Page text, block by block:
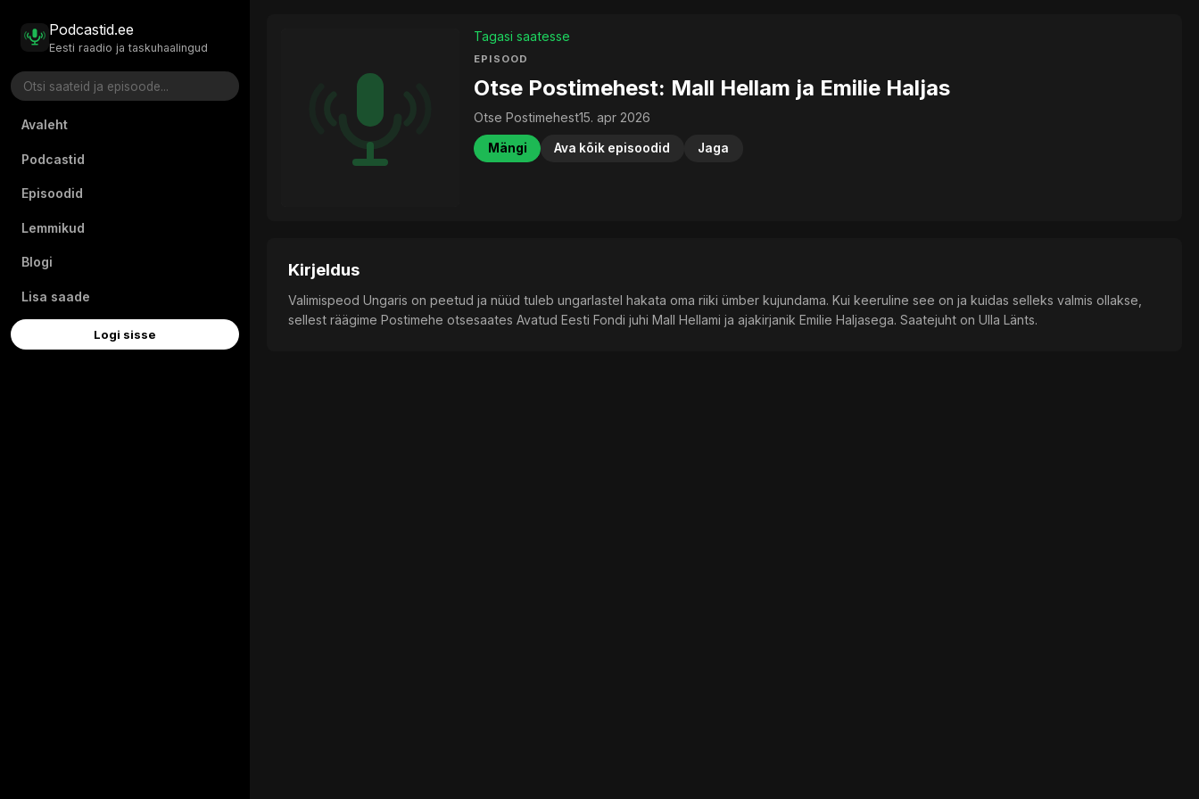
Podcastid.ee
Eesti raadio ja taskuhaalingud
Avaleht
Podcastid
Episoodid
Lemmikud
Blogi
Lisa saade
Logi sisse
Tagasi saatesse
EPISOOD
Otse Postimehest: Mall Hellam ja Emilie Haljas
Otse Postimehest15. apr 2026
Mängi Ava kõik episoodid Jaga
Kirjeldus
Valimispeod Ungaris on peetud ja nüüd tuleb ungarlastel hakata oma riiki ümber kujundama. Kui keeruline see on ja kuidas selleks valmis ollakse,
sellest räägime Postimehe otsesaates Avatud Eesti Fondi juhi Mall Hellami ja ajakirjanik Emilie Haljasega. Saatejuht on Ulla Länts.